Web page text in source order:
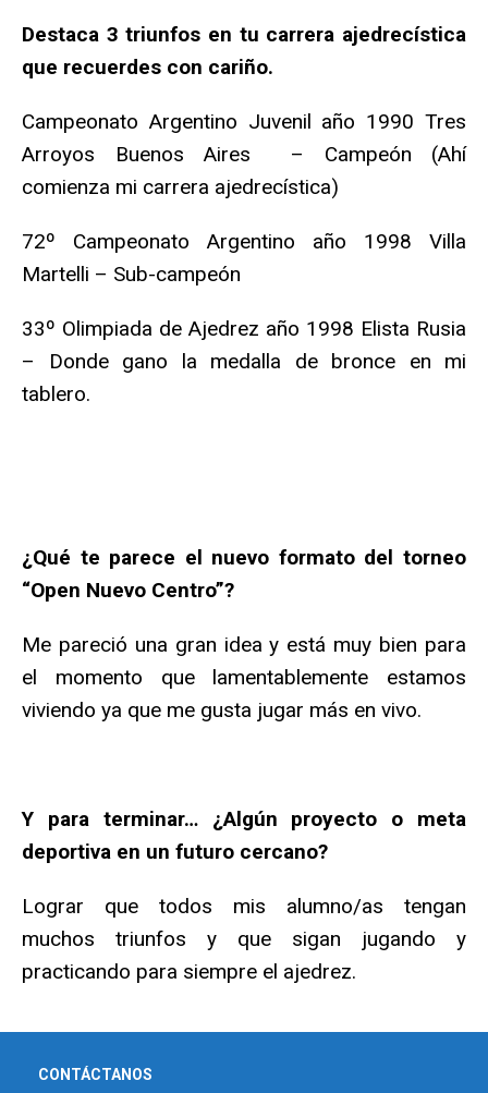
Destaca 3 triunfos en tu carrera ajedrecística
que recuerdes con cariño.
Campeonato Argentino Juvenil año 1990 Tres
Arroyos Buenos Aires – Campeón (Ahí
comienza mi carrera ajedrecística)
72º Campeonato Argentino año 1998 Villa
Martelli – Sub-campeón
33º Olimpiada de Ajedrez año 1998 Elista Rusia
– Donde gano la medalla de bronce en mi
tablero.
¿Qué te parece el nuevo formato del torneo
“Open Nuevo Centro”?
Me pareció una gran idea y está muy bien para
el momento que lamentablemente estamos
viviendo ya que me gusta jugar más en vivo.
Y para terminar… ¿Algún proyecto o meta
deportiva en un futuro cercano?
Lograr que todos mis alumno/as tengan
muchos triunfos y que sigan jugando y
practicando para siempre el ajedrez.
CONTÁCTANOS